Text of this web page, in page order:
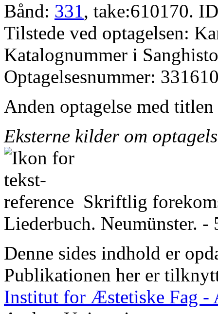
Bånd: 331, take:610170.
Tilstede ved optagelsen:
Katalognummer i
Optagelsesnummer:
Anden optagelse med titlen
Eksterne kilder om
Skriftlig
Liederbuch. Neumünster. -
Denne sides indhold er
Publikationen her er
Institut for Æstetiske Fag -